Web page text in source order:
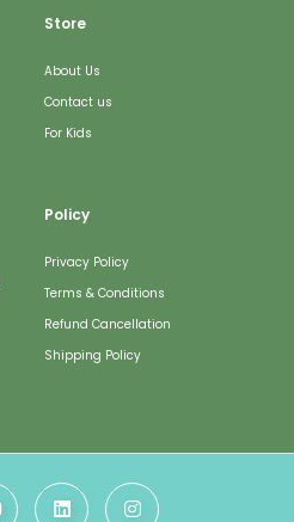
Store
About Us
Contact us
For Kids
Policy
Privacy Policy
Terms & Conditions
Refund Cancellation
Shipping Policy